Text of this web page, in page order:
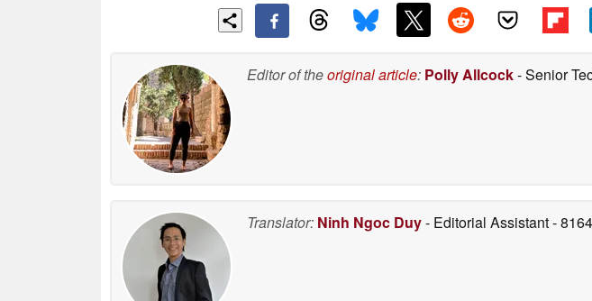
Editor of theoriginal article: Polly Allcock- Senior
Translator: Ninh Ngoc Duy- Editorial Assistant-